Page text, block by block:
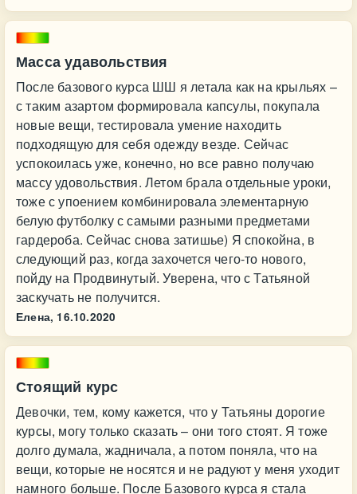
Масса удавольствия
После базового курса ШШ я летала как на крыльях –
с таким азартом формировала капсулы, покупала
новые вещи, тестировала умение находить
подходящую для себя одежду везде. Сейчас
успокоилась уже, конечно, но все равно получаю
массу удовольствия. Летом брала отдельные уроки,
тоже с упоением комбинировала элементарную
белую футболку с самыми разными предметами
гардероба. Сейчас снова затишье) Я спокойна, в
следующий раз, когда захочется чего-то нового,
пойду на Продвинутый. Уверена, что с Татьяной
заскучать не получится.
Елена, 16.10.2020
Стоящий курс
Девочки, тем, кому кажется, что у Татьяны дорогие
курсы, могу только сказать – они того стоят. Я тоже
долго думала, жадничала, а потом поняла, что на
вещи, которые не носятся и не радуют у меня уходит
намного больше. После Базового курса я стала